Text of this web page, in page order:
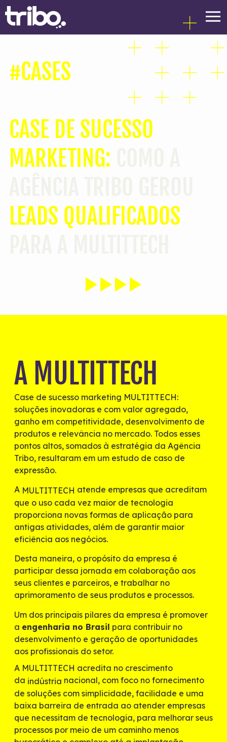
#CASES
CASE DE SUCESSO
MARKETING:
LEADS QUALIFICADOS
A MULTITTECH
Case de sucesso marketing MULTITTECH:
soluções inovadoras e com valor agregado,
ganho em competitividade, desenvolvimento de
produtos e relevância no mercado. Todos esses
pontos altos, somados à estratégia da Agência
Tribo, resultaram em um estudo de caso de
expressão.
A MULTITTECH atende empresas que acreditam
que o uso cada vez maior de tecnologia
proporciona novas formas de aplicação para
antigas atividades, além de garantir maior
eficiência aos negócios.
Desta maneira, o propósito da empresa é
participar dessa jornada em colaboração aos
seus clientes e parceiros, e trabalhar no
aprimoramento de seus produtos e processos.
Um dos principais pilares da empresa é promover
a engenharia no Brasil para contribuir no
desenvolvimento e geração de oportunidades
aos profissionais do setor.
A MULTITTECH acredita no crescimento
da indústria nacional, com foco no fornecimento
de soluções com simplicidade, facilidade e uma
baixa barreira de entrada ao atender empresas
que necessitam de tecnologia, para melhorar seus
processos por meio de um caminho menos